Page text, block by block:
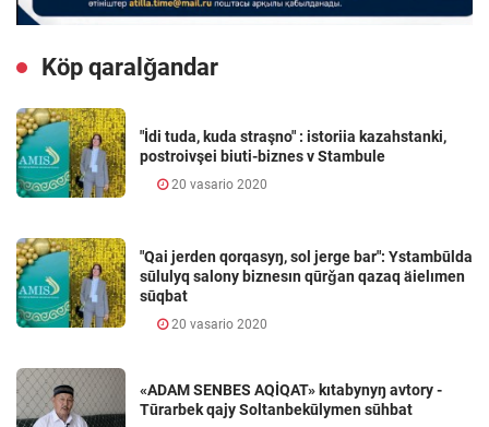
Köp qaralǧandar
"İdi tuda, kuda straşno" : istoriia kazahstanki,
postroivşei biuti-biznes v Stambule
20 vasario 2020
"Qai jerden qorqasyŋ, sol jerge bar": Ystambūlda
sūlulyq salony biznesın qūrǧan qazaq äielımen
sūqbat
20 vasario 2020
«ADAM SENBES AQİQAT» kıtabynyŋ avtory -
Tūrarbek qajy Soltanbekūlymen sūhbat